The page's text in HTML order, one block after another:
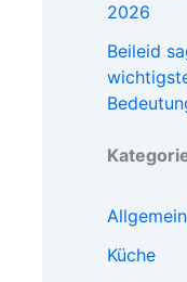
2026
Beileid
Allgemein
Küche